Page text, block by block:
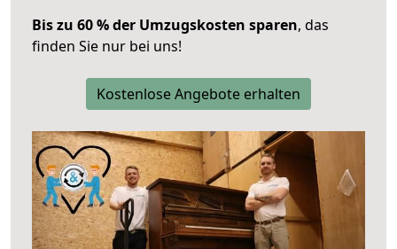
Bis zu 60 % der Umzugskosten sparen, das
finden Sie nur bei uns!
Kostenlose Angebote erhalten